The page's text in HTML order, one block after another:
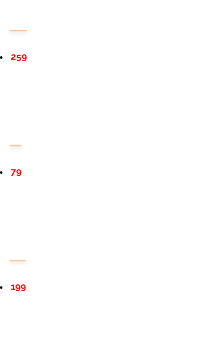
259
79
199